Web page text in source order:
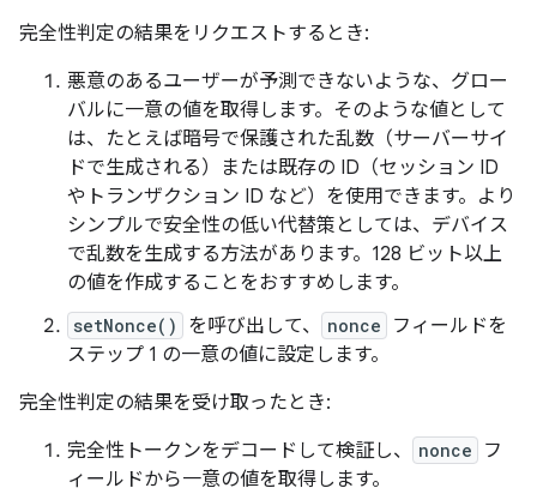
完全性判定の結果をリクエストするとき:
悪意のあるユーザーが予測できないような、グロー
バルに一意の値を取得します。そのような値として
は、たとえば暗号で保護された乱数（サーバーサイ
ドで生成される）または既存の ID（セッション ID
やトランザクション ID など）を使用できます。より
シンプルで安全性の低い代替策としては、デバイス
で乱数を生成する方法があります。128 ビット以上
の値を作成することをおすすめします。
setNonce() を呼び出して、 nonce
フィールドを
ステップ 1 の一意の値に設定します。
完全性判定の結果を受け取ったとき:
完全性トークンをデコードして検証し、
nonce
フ
ィールドから一意の値を取得します。